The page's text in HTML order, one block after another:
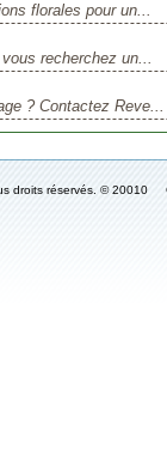
florales pour un...
recherchez un...
? Contactez Reve...
droits réservés. ©